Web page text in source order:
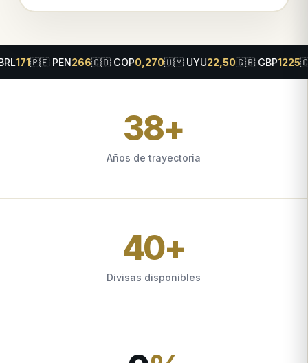
266🇨🇴 COP0,270🇺🇾 UYU22,50🇬🇧 GBP1225🇨🇭 CHF
38+
Años de trayectoria
40+
Divisas disponibles